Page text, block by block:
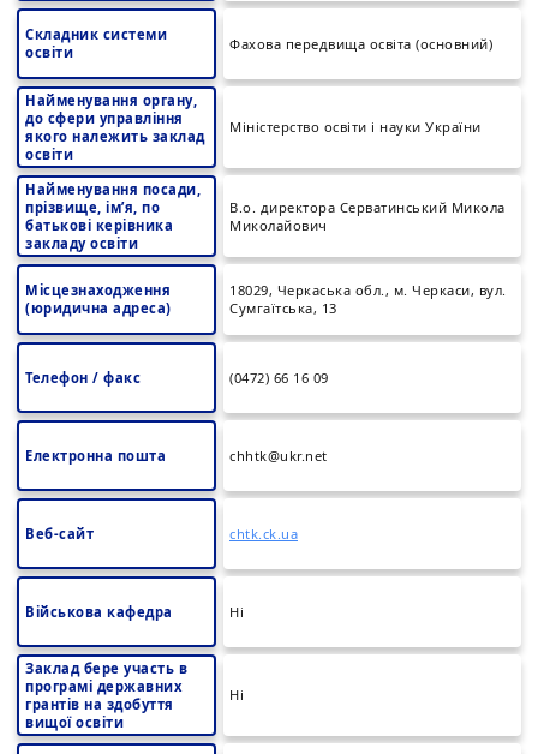
Складник системи
освіти
Фахова передвища освіта (основний)
Найменування органу,
до сфери управління
якого належить заклад
освіти
Міністерство освіти і науки України
Найменування посади,
прізвище, ім’я, по
батькові керівника
закладу освіти
В.о. директора Серватинський Микола
Миколайович
Місцезнаходження
(юридична адреса)
18029, Черкаська обл., м. Черкаси, вул.
Сумгаїтська, 13
Телефон / факс (0472) 66 16 09
Електронна пошта chhtk@ukr.net
Веб-сайт chtk.ck.ua
Військова кафедра Ні
Заклад бере участь в
програмі державних
грантів на здобуття
вищої освіти
Ні